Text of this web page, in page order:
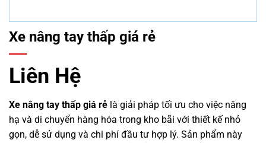
Xe nâng tay thấp giá rẻ
Liên Hệ
Xe nâng tay thấp giá rẻ là giải pháp tối ưu cho việc nâng
hạ và di chuyển hàng hóa trong kho bãi với thiết kế nhỏ
gọn, dễ sử dụng và chi phí đầu tư hợp lý. Sản phẩm này